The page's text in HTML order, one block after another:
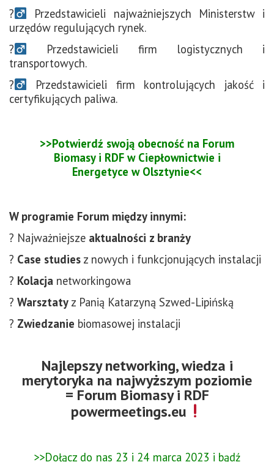
?‍
Przedstawicieli najważniejszych Ministerstw i
urzędów regulujących rynek.
?‍
Przedstawicieli firm logistycznych i
transportowych.
?‍
Przedstawicieli firm kontrolujących jakość i
certyfikujących paliwa.
>>Potwierdź swoją obecność na Forum
Biomasy i RDF w Ciepłownictwie i
Energetyce w Olsztynie<<
W programie Forum między innymi:
? Najważniejsze aktualności z branży
? Case studies z nowych i funkcjonujących instalacji
? Kolacja networkingowa
? Warsztaty z Panią Katarzyną Szwed-Lipińską
? Zwiedzanie biomasowej instalacji
Najlepszy networking, wiedza i
merytoryka na najwyższym poziomie
= Forum Biomasy i RDF
powermeetings.eu
>>Dołącz do nas 23 i 24 marca 2023 i bądź